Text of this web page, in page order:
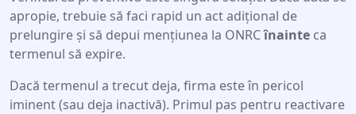
apropie, trebuie să faci rapid un act adițional de
prelungire și să depui mențiunea la ONRCînainte ca
termenul să expire.
Dacă termenul a trecut deja, firma este în pericol
iminent (sau deja inactivă). Primul pas pentru reactivare